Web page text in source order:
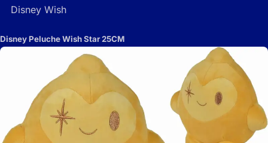
Disney Wish
Disney Peluche Wish Star 25CM